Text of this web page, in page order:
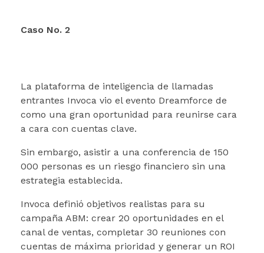
Caso No. 2
La plataforma de inteligencia de llamadas
entrantes Invoca vio el evento Dreamforce de
como una gran oportunidad para reunirse cara
a cara con cuentas clave.
Sin embargo, asistir a una conferencia de 150
000 personas es un riesgo financiero sin una
estrategia establecida.
Invoca definió objetivos realistas para su
campaña ABM: crear 20 oportunidades en el
canal de ventas, completar 30 reuniones con
cuentas de máxima prioridad y generar un ROI